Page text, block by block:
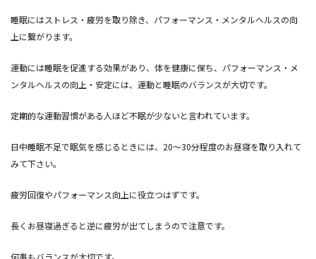
睡眠にはストレス・疲労を取り除き、パフォーマンス・メンタルヘルスの向
上に繋がります。
運動には睡眠を促進する効果があり、体を健康に保ち、パフォーマンス・メ
ンタルヘルスの向上・安定には、運動と睡眠のバランスが大切です。
定期的な運動習慣がある人ほど不眠が少ないと言われています。
日中睡眠不足で眠気を感じるときには、20〜30分程度のお昼寝を取り入れて
みて下さい。
疲労回復やパフォーマンス向上に役立つはずです。
長くお昼寝過ぎると逆に疲労が出てしまうので注意です。